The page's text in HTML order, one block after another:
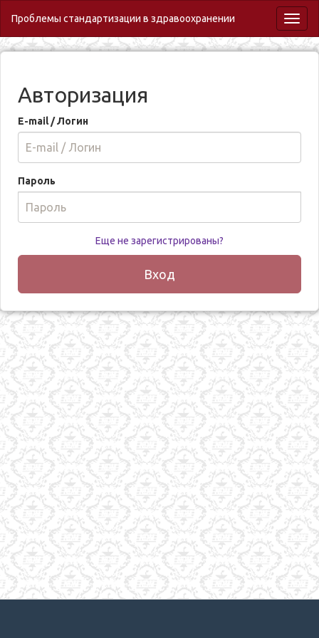
Проблемы стандартизации в здравоохранении
Авторизация
E-mail / Логин
Пароль
Еще не зарегистрированы?
Вход